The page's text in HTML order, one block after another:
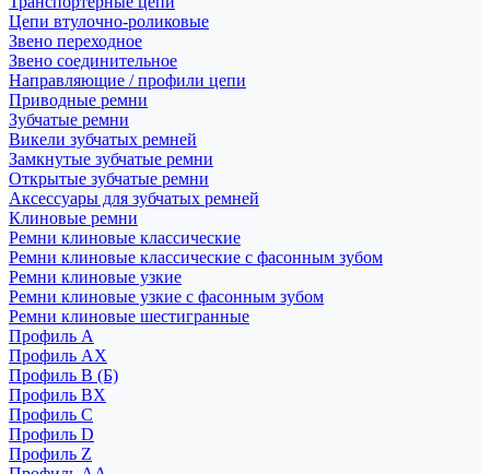
Цепи втулочно-роликовые
Звено переходное
Звено соединительное
Направляющие / профили цепи
Приводные ремни
Зубчатые ремни
Викели зубчатых ремней
Замкнутые зубчатые ремни
Открытые зубчатые ремни
Аксессуары для зубчатых ремней
Клиновые ремни
Ремни клиновые классические
Ремни клиновые классические с фасонным зубом
Ремни клиновые узкие
Ремни клиновые узкие с фасонным зубом
Ремни клиновые шестигранные
Профиль A
Профиль AX
Профиль B (Б)
Профиль BX
Профиль C
Профиль D
Профиль Z